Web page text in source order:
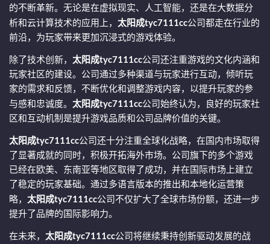
的不断革新。无论是在虚拟现实、人工智能，还是在大数据分
析和云计算技术的应用上， 太阳成tyc7111cc公司都走在行业的
前沿，为玩家带来更加沉浸式的游戏体验。
除了技术创新， 太阳成tyc7111cc公司还注重游戏的文化内涵和
玩家社区的建设。公司通过多种渠道与玩家进行互动，倾听玩
家的需求和反馈，不断优化和调整游戏内容，以提升玩家的参
与感和忠诚度。 太阳成tyc7111cc公司始终认为，良好的玩家社
区和互动机制是提升游戏品质和公司品牌价值的关键。
太阳成tyc7111cc公司还十分注重全球化战略，在国内市场取得
了显著成就的同时，积极开拓海外市场。公司旗下的多个游戏
已经在欧美、东南亚等地区取得了成功，并在国际市场上建立
了稳定的玩家基础。通过多语言版本的推出和本地化运营策
略， 太阳成tyc7111cc公司不仅扩大了全球市场份额，还进一步
提升了品牌的国际影响力。
在未来， 太阳成tyc7111cc公司将继续秉持创新驱动发展的战